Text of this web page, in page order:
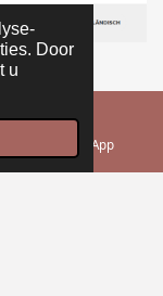
Door
u
WhatsApp